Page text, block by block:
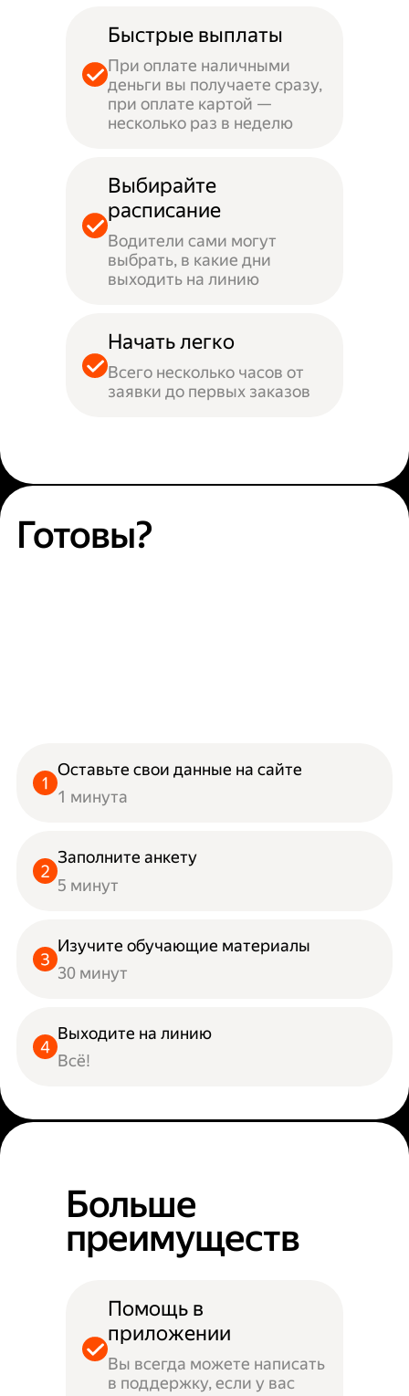
Быстрые выплаты
При оплате наличными
деньги вы получаете сразу,
при оплате картой —
несколько раз в неделю
Выбирайте
расписание
Водители сами могут
выбрать, в какие дни
выходить на линию
Начать легко
Всего несколько часов от
заявки до первых заказов
Готовы?
Оставьте свои данные на сайте
1 минута
Заполните анкету
5 минут
Изучите обучающие материалы
30 минут
Выходите на линию
Всё!
Больше
преимуществ
Помощь в
приложении
Вы всегда можете написать
в поддержку, если у вас